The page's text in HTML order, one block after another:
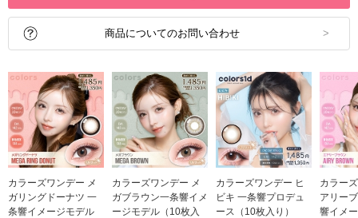
商品についてのお問い合わせ
カラーズワンデー メ
ガリングドーナツ 一
条響イメージモデル
カラーズワンデー メ
ガブラウン一条響イメ
ージモデル（10枚入
カラーズワンデー ヒ
ビキ 一条響プロデュ
ース（10枚入り）
カラー
アリー
響イメ